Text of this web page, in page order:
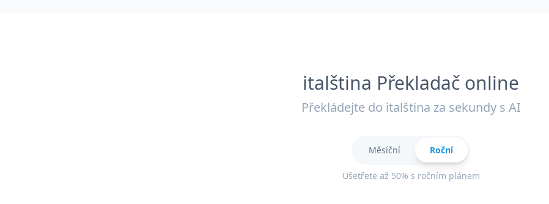
italština Překladač online
Překládejte do italština za sekundy s AI
Měsíční Roční
Ušetřete až 50% s ročním plánem